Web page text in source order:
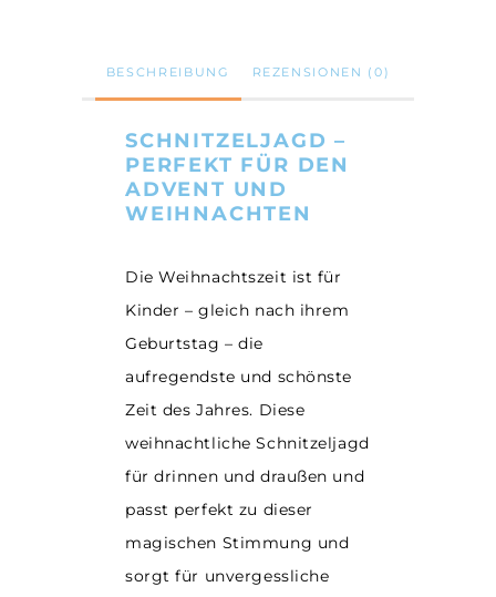
Anzahl
BESCHREIBUNG REZENSIONEN (0)
SCHNITZELJAGD –
PERFEKT FÜR DEN
ADVENT UND
WEIHNACHTEN
Die Weihnachtszeit ist für
Kinder – gleich nach ihrem
Geburtstag – die
aufregendste und schönste
Zeit des Jahres. Diese
weihnachtliche Schnitzeljagd
für drinnen und draußen und
passt perfekt zu dieser
magischen Stimmung und
sorgt für unvergessliche